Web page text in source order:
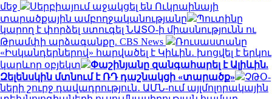
մեջ
Սերբիայում աջակցել են Ուկրաինայի
տարածքային ամբողջականությանը
Պուտինը
կարող է փորձել ստուգել ՆԱՏՕ-ի միասնությունն ու
Թրամփի արձագանքը. CBS News
Ռուսաստանը
«Իսկանդերներով» հարվածել է Կիևին․ խոցվել է երկու
կարևոր օբյեկտ
Փաշինյանը զանգահարել է Ալիևին.
Զելենսկին մտնում է ՌԴ դաշնակցի «տարածք»
ՉԹՕ-
ների շուրջ դավադրություն․ ԱՄՆ-ում այլմոլորակային